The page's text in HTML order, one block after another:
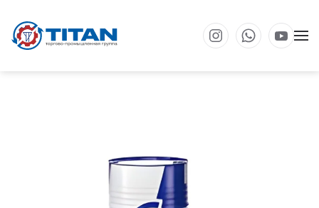
Перейти к основному содержанию